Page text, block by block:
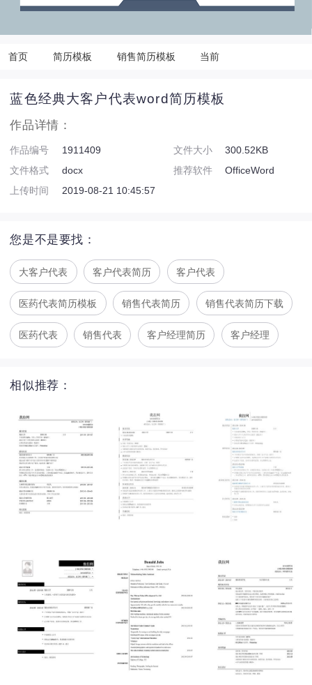
首页 简历模板 销售简历模板 当前
蓝色经典大客户代表word简历模板
作品详情：
作品编号 1911409 文件大小
300.52KB
文件格式
docx 推荐软件
OfficeWord
上传时间
2019-08-21 10:45:57
您是不是要找：
大客户代表 客户代表简历 客户代表
医药代表简历模板 销售代表简历 销售代表简历下载
医药代表 销售代表 客户经理简历 客户经理
相似推荐：